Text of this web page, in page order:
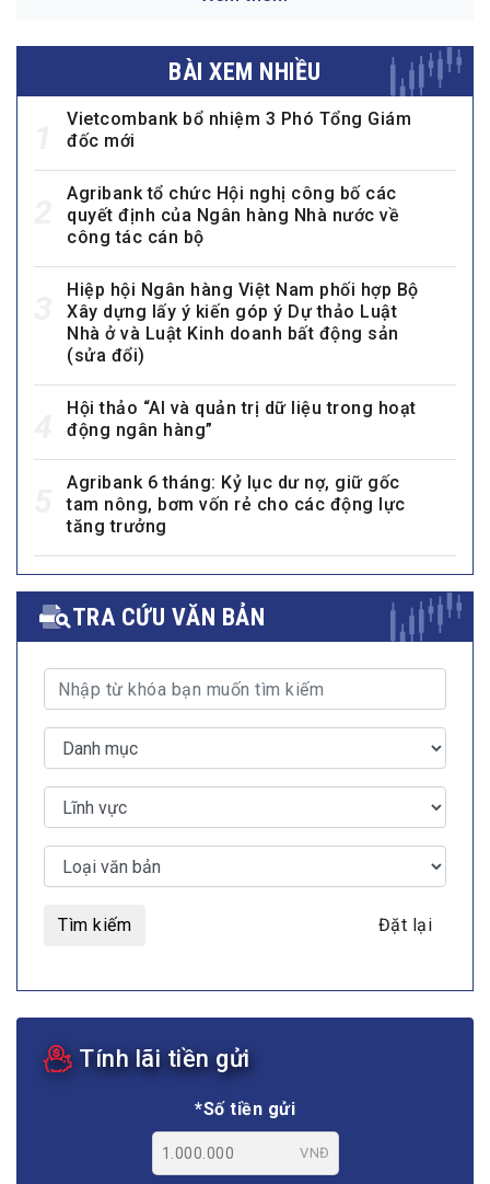
BÀI XEM NHIỀU
Vietcombank bổ nhiệm 3 Phó Tổng Giám
đốc mới
Agribank tổ chức Hội nghị công bố các
quyết định của Ngân hàng Nhà nước về
công tác cán bộ
Hiệp hội Ngân hàng Việt Nam phối hợp Bộ
Xây dựng lấy ý kiến góp ý Dự thảo Luật
Nhà ở và Luật Kinh doanh bất động sản
(sửa đổi)
Hội thảo “AI và quản trị dữ liệu trong hoạt
động ngân hàng”
Agribank 6 tháng: Kỷ lục dư nợ, giữ gốc
tam nông, bơm vốn rẻ cho các động lực
tăng trưởng
TRA CỨU VĂN BẢN
Tìm kiếm Đặt lại
Tính lãi tiền gửi
*Số tiền gửi
VNĐ